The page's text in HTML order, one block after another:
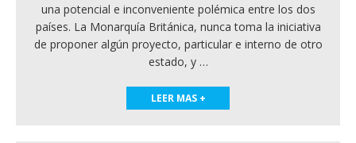
una potencial e inconveniente polémica entre los dos
países. La Monarquía Británica, nunca toma la iniciativa
de proponer algún proyecto, particular e interno de otro
estado, y …
LEER MAS +